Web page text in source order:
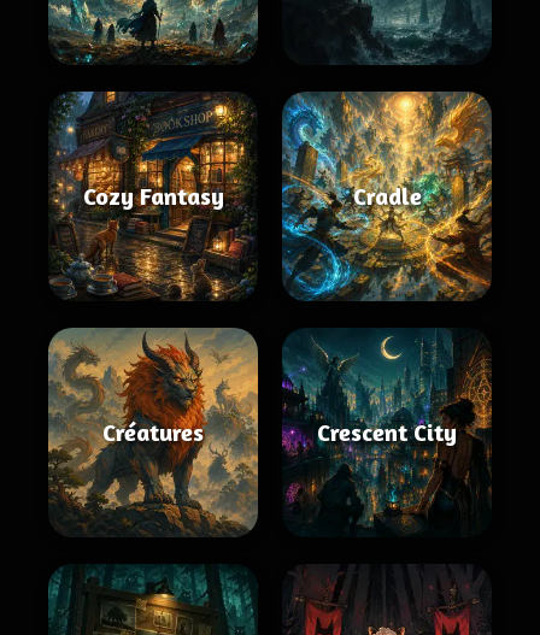
Cozy Fantasy Cradle
Créatures Crescent City